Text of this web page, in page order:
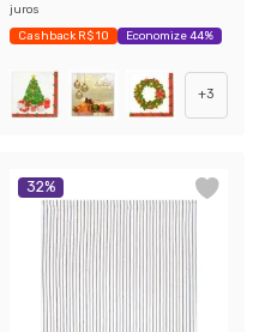
juros
Cashback R$ 10 Economize 44%
+3
32%